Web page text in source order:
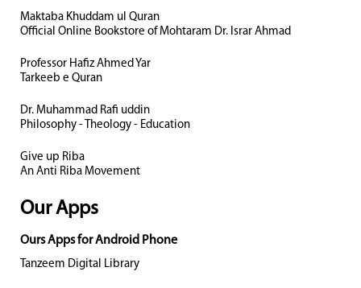
Maktaba Khuddam ul Quran
Official Online Bookstore of Mohtaram Dr. Israr Ahmad
Professor Hafiz Ahmed Yar
Tarkeeb e Quran
Dr. Muhammad Rafi uddin
Philosophy - Theology - Education
Give up Riba
An Anti Riba Movement
Our Apps
Ours Apps for Android Phone
Tanzeem Digital Library